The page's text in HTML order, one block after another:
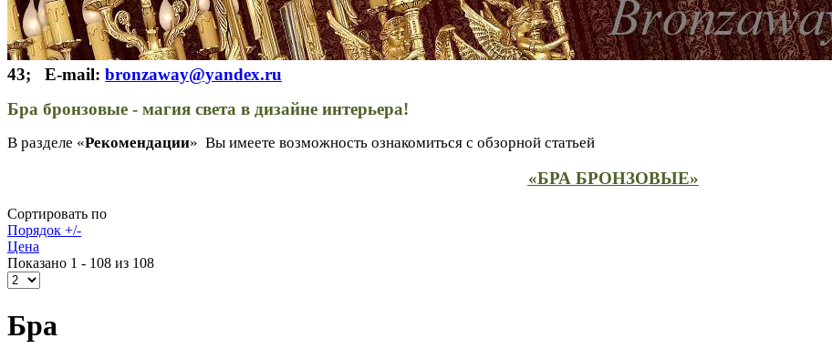
43; E-mail: bronzaway@yandex.ru
Бра бронзовые - магия света в дизайне интерьера!
В разделе «Рекомендации» Вы имеете возможность ознакомиться с обзорной статьей
«БРА БРОНЗОВЫЕ»
Сортировать по
Порядок +/-
Цена
Показано 1 - 108 из 108
Бра